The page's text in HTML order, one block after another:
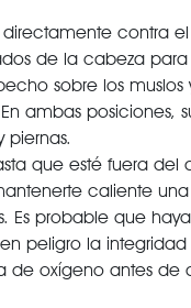
contra el
de la cabeza
sobre los muslos
ambas posiciones,
piernas.
que esté fuera del
caliente una
Es probable que
peligro la
de oxígeno antes de